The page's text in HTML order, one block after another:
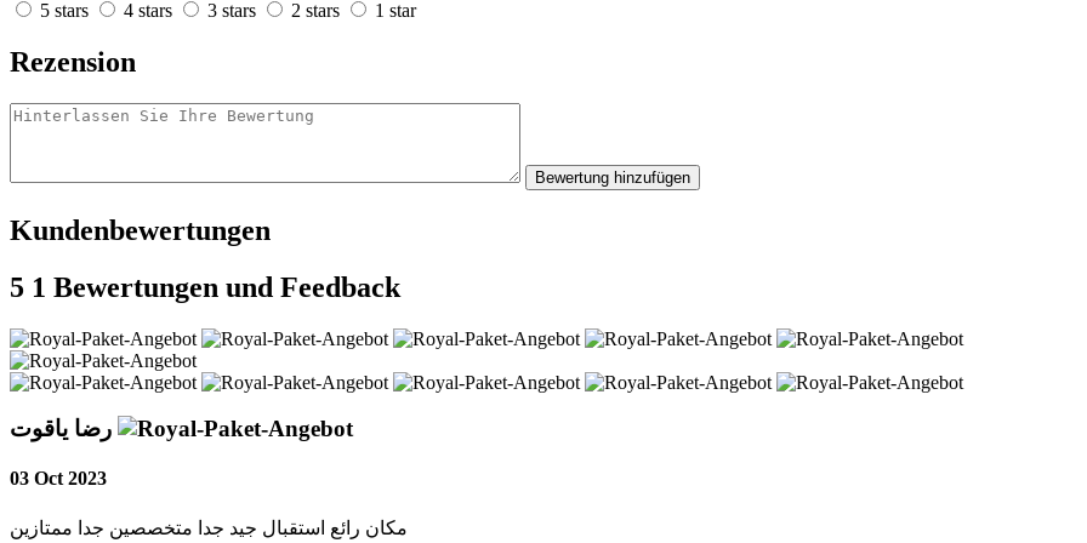
5 stars 4 stars 3 stars 2 stars 1 star
Rezension
Bewertung hinzufügen
Kundenbewertungen
5 1 Bewertungen und Feedback
03 Oct 2023
مكان رائع استقبال جيد جدا متخصصين جدا ممتازين